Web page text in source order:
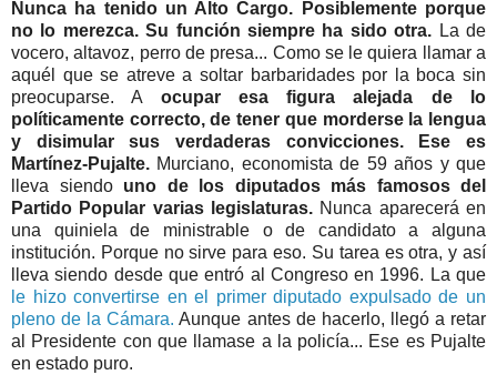
Nunca ha tenido un Alto Cargo. Posiblemente porque
no lo merezca. Su función siempre ha sido otra. La de
vocero, altavoz, perro de presa... Como se le quiera llamar a
aquél que se atreve a soltar barbaridades por la boca sin
preocuparse. A ocupar esa figura alejada de lo
políticamente correcto, de tener que morderse la lengua
y disimular sus verdaderas convicciones. Ese es
Martínez-Pujalte. Murciano, economista de 59 años y que
lleva siendo uno de los diputados más famosos del
Partido Popular varias legislaturas. Nunca aparecerá en
una quiniela de ministrable o de candidato a alguna
institución. Porque no sirve para eso. Su tarea es otra, y así
lleva siendo desde que entró al Congreso en 1996. La que
le hizo convertirse en el primer diputado expulsado de un
pleno de la Cámara. Aunque antes de hacerlo, llegó a retar
al Presidente con que llamase a la policía... Ese es Pujalte
en estado puro.